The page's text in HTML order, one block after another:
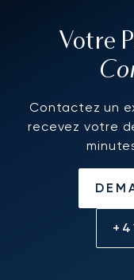
Votre
Contactez un
recevez votre